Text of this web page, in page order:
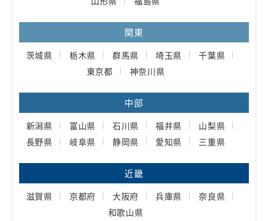
関東
茨城県 栃木県 群馬県 埼玉県
千葉県
東京都
神奈川県
中部
新潟県 富山県 石川県 福井県
山梨県
長野県
岐阜県 静岡県 愛知県 三重県
近畿
滋賀県 京都府 大阪府 兵庫県
奈良県
和歌山県